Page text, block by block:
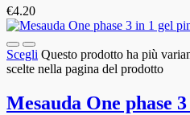
€4.20
Scegli Questo prodotto ha più
scelte nella pagina del prodotto
Mesauda One phase